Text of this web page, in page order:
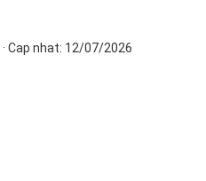
· Cap nhat: 12/07/2026